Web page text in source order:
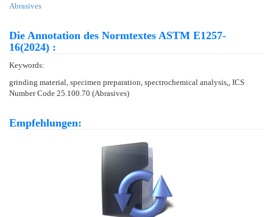
Abrasives
Die Annotation des Normtextes ASTM E1257-
16(2024) :
Keywords:
grinding material, specimen preparation, spectrochemical analysis,, ICS
Number Code 25.100.70 (Abrasives)
Empfehlungen: